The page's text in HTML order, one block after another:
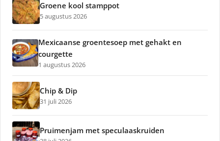
Groene kool stamppot
5 augustus 2026
Mexicaanse groentesoep met gehakt en
courgette
1 augustus 2026
Chip & Dip
31 juli 2026
Pruimenjam met speculaaskruiden